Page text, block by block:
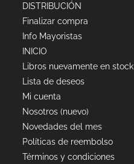
DISTRIBUCIÓN
Finalizar compra
Info Mayoristas
INICIO
Libros nuevamente en stock
Lista de deseos
Mi cuenta
Nosotros (nuevo)
Novedades del mes
Políticas de reembolso
Términos y condiciones